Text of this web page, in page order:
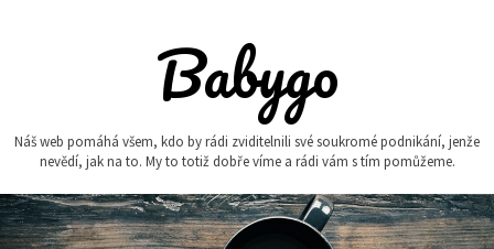
Babygo
Náš web pomáhá všem, kdo by rádi zviditelnili své soukromé podnikání, jenže
nevědí, jak na to. My to totiž dobře víme a rádi vám s tím pomůžeme.